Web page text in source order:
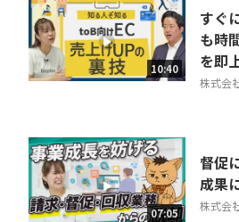
10:40
すぐ
も時
を即
株式会
07:05
督促
成果
株式会